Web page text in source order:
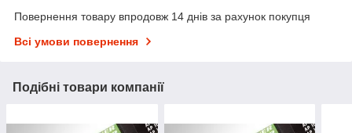
Повернення товару впродовж 14 днів за рахунок покупця
Всі умови повернення
Подібні товари компанії